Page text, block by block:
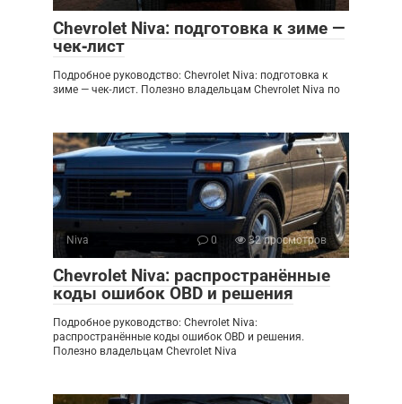
Chevrolet Niva: подготовка к зиме —
чек‑лист
Подробное руководство: Chevrolet Niva: подготовка к
зиме — чек‑лист. Полезно владельцам Chevrolet Niva по
Niva 0 32 просмотров
Chevrolet Niva: распространённые
коды ошибок OBD и решения
Подробное руководство: Chevrolet Niva:
распространённые коды ошибок OBD и решения.
Полезно владельцам Chevrolet Niva